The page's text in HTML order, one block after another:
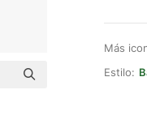
Más
Estilo: